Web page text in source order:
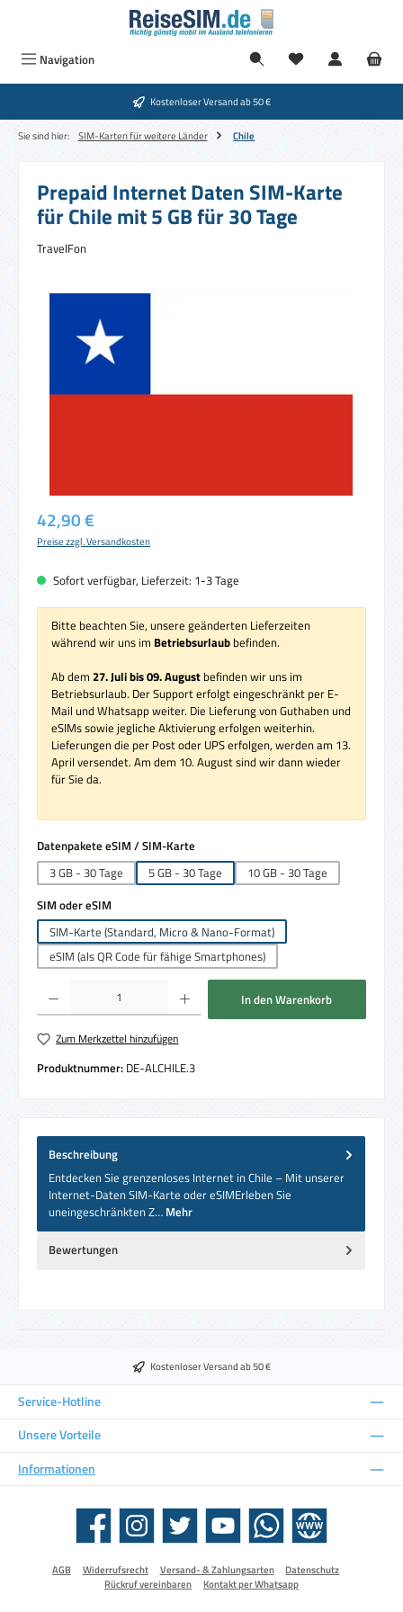
Zum Hauptinhalt springen
Navigation
Kostenloser Versand ab 50 €
Sie sind hier: SIM-Karten für weitere Länder Chile
Prepaid Internet Daten SIM-Karte
für Chile mit 5 GB für 30 Tage
TravelFon
Regulärer Preis:
42,90 €
Preise zzgl. Versandkosten
Sofort verfügbar, Lieferzeit: 1-3 Tage
Bitte beachten Sie, unsere geänderten Lieferzeiten
während wir uns im Betriebsurlaub befinden.
Ab dem 27. Juli bis 09. August befinden wir uns im
Betriebsurlaub. Der Support erfolgt eingeschränkt per E-
Mail und Whatsapp weiter. Die Lieferung von Guthaben und
eSIMs sowie jegliche Aktivierung erfolgen weiterhin.
Lieferungen die per Post oder UPS erfolgen, werden am 13.
April versendet. Am dem 10. August sind wir dann wieder
für Sie da.
Datenpakete eSIM / SIM-Karte
3 GB - 30 Tage
5 GB - 30 Tage
10 GB - 30 Tage
SIM oder eSIM
SIM-Karte (Standard, Micro & Nano-Format)
eSIM (als QR Code für fähige Smartphones)
Produkt Anzahl: Gib den gewünschten Wert ein oder benutze die Schaltflächen um
In den Warenkorb
Zum Merkzettel hinzufügen
Produktnummer: DE-ALCHILE.3
Beschreibung
Entdecken Sie grenzenloses Internet in Chile – Mit unserer
Internet-Daten SIM-Karte oder eSIMErleben Sie
uneingeschränkten Z… Mehr
Bewertungen
Kostenloser Versand ab 50 €
Service-Hotline
Unsere Vorteile
Informationen
Facebook Instagram Twitter YouTube WhatsApp Website
AGB Widerrufsrecht Versand- & Zahlungsarten
Datenschutz
Rückruf vereinbaren
Kontakt per Whatsapp